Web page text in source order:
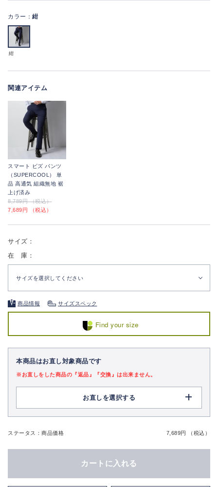
カラー： 紺
紺
関連アイテム
スマート ビズ パンツ
（SUPERCOOL） 単
品 高通気 組織無地 裾
上げ済み
8,789円 （税込）
7,689円 （税込）
サイズ：
在 庫：
サイズを選択してください
商品情報 サイズスペック
Find your size
本商品はお直し対象商品です
※お直しをした商品の『返品』『交換』は出来ません。
お直しを選択する
ステータス：商品価格 7,689円 （税込）
カートに入れる